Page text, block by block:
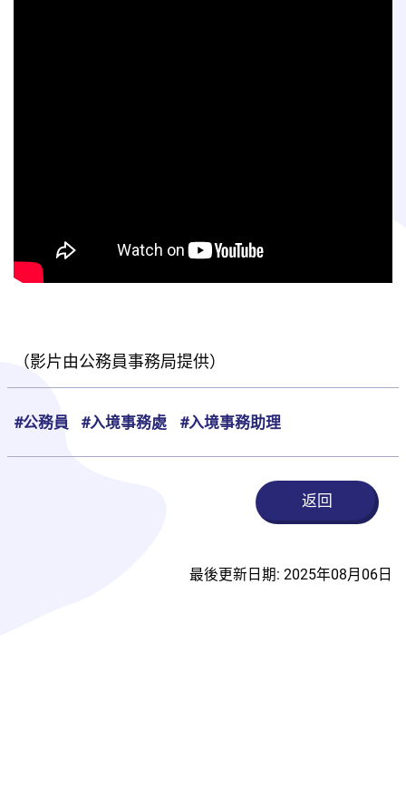
（影片由公務員事務局提供）
#公務員 #入境事務處 #入境事務助理
返回
最後更新日期: 2025年08月06日